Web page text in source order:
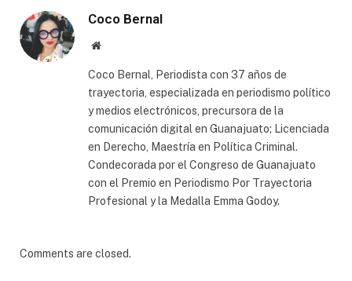
Coco Bernal
Website
Coco Bernal, Periodista con 37 años de
trayectoria, especializada en periodismo político
y medios electrónicos, precursora de la
comunicación digital en Guanajuato; Licenciada
en Derecho, Maestría en Política Criminal.
Condecorada por el Congreso de Guanajuato
con el Premio en Periodismo Por Trayectoria
Profesional y la Medalla Emma Godoy.
Comments are closed.